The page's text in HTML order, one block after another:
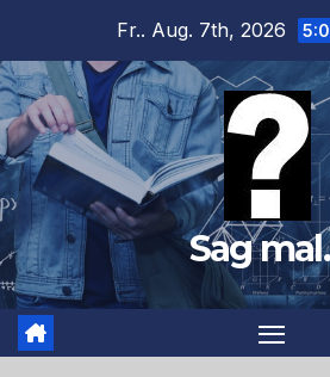
springen
Fr.. Aug. 7th, 2026
Sag